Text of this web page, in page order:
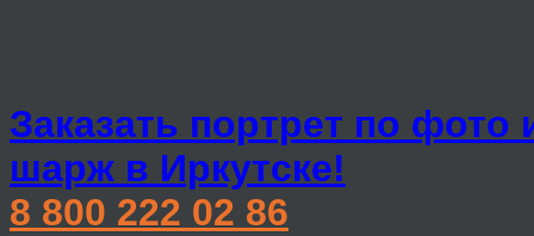
Заказать портрет по фото
шарж в Иркутске!
8 800 222 02 86